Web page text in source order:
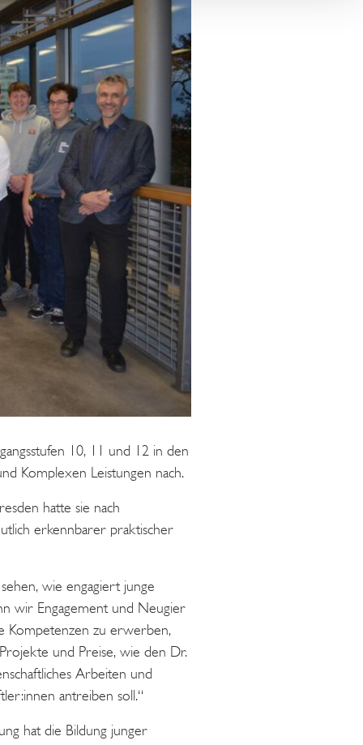
10, 11 und 12 in den
Komplexen Leistungen nach.
hatte sie nach
erkennbarer praktischer
wie engagiert junge
wir Engagement und Neugier
Kompetenzen zu erwerben,
und Preise, wie den Dr.
Arbeiten und
antreiben soll.“
hat die Bildung junger